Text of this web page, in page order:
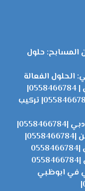
المسابح: حلول
الحلول الفعالة
شركة تركيب انترلوك في دبي |0558466784| تركيب
في ابوظبي